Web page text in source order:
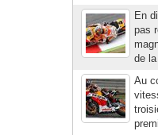
En
pas
de
Au